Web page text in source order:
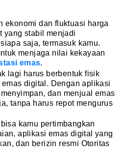
ekonomi dan fluktuasi harga
yang stabil menjadi
saja, termasuk kamu.
menjaga nilai kekayaan
emas.
lagi harus berbentuk fisik
digital. Dengan aplikasi
dan menjual emas
tanpa harus repot mengurus
kamu pertimbangkan
aplikasi emas digital yang
dan berizin resmi Otoritas